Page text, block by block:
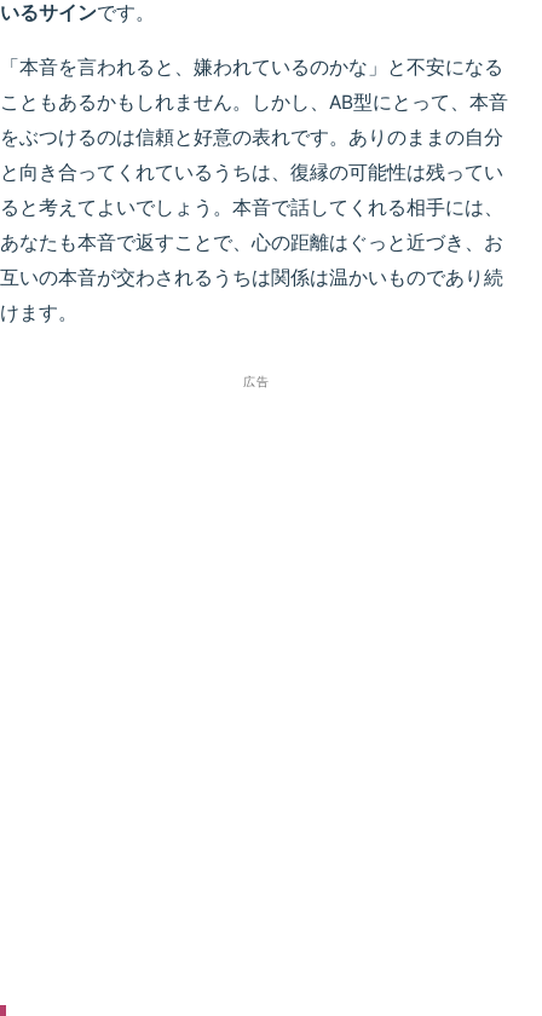
いるサインです。
「本音を言われると、嫌われているのかな」と不安になる
こともあるかもしれません。しかし、AB型にとって、本音
をぶつけるのは信頼と好意の表れです。ありのままの自分
と向き合ってくれているうちは、復縁の可能性は残ってい
ると考えてよいでしょう。本音で話してくれる相手には、
あなたも本音で返すことで、心の距離はぐっと近づき、お
互いの本音が交わされるうちは関係は温かいものであり続
けます。
広告